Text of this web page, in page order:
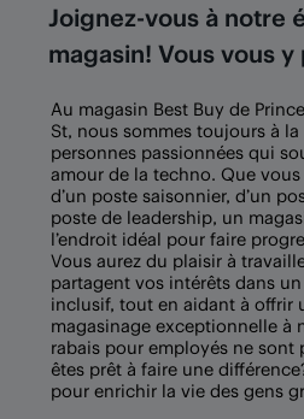
Joignez-vous à notre
magasin! Vous vous y
Au magasin Best Buy de
St, nous sommes toujours à
personnes passionnées qui
amour de la techno. Que
d’un poste saisonnier, d’un
poste de leadership, un
l’endroit idéal pour faire
Vous aurez du plaisir à
partagent vos intérêts dans
inclusif, tout en aidant à offrir
magasinage exceptionnelle à
rabais pour employés ne sont
êtes prêt à faire une
pour enrichir la vie des gens